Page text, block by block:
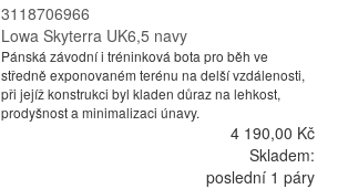
3118706966
Lowa Skyterra UK6,5 navy
Pánská závodní i tréninková bota pro běh ve
středně exponovaném terénu na delší vzdálenosti,
při jejíž konstrukci byl kladen důraz na lehkost,
prodyšnost a minimalizaci únavy.
4 190,00 Kč
Skladem:
poslední 1 páry